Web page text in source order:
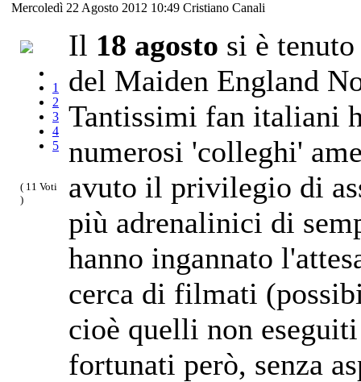
Mercoledì 22 Agosto 2012 10:49 Cristiano Canali
1
2
3
4
5
( 11 Voti
)
Il 18 agosto si è
del Maiden England
Tantissimi fan italiani
numerosi 'colleghi'
avuto il privilegio di
più adrenalinici di
hanno ingannato
cerca di filmati
cioè quelli non
fortunati però, senza